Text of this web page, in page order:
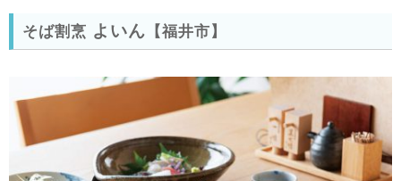
そば割烹 よいん 【福井市】